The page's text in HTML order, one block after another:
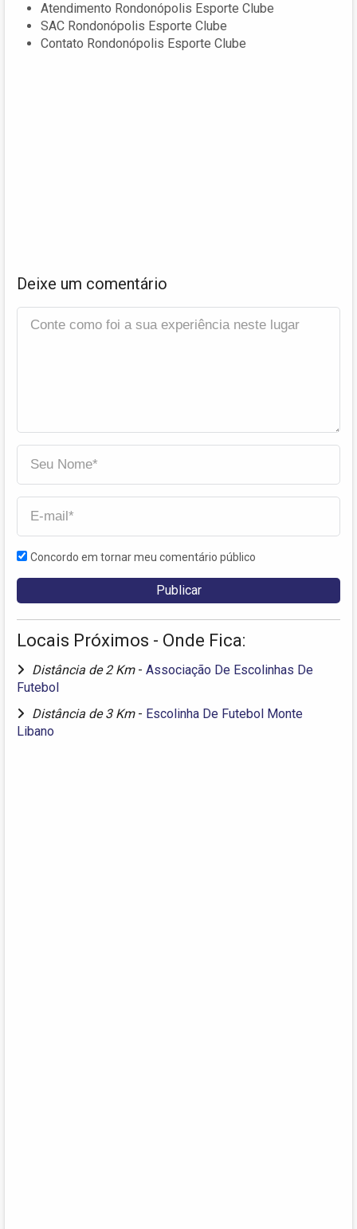
Atendimento Rondonópolis Esporte Clube
SAC Rondonópolis Esporte Clube
Contato Rondonópolis Esporte Clube
Deixe um comentário
Concordo em tornar meu comentário público
Locais Próximos - Onde Fica:
Distância de 2 Km - Associação De Escolinhas De
Futebol
Distância de 3 Km - Escolinha De Futebol Monte
Libano